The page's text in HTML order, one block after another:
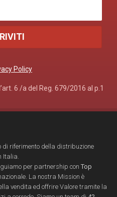
Policy
6 /a del Reg. 679/2016 al p.1
di riferimento della distribuzione
Italia.
per partnership con Top
La nostra Mission è
vendita ed offrire Valore tramite la